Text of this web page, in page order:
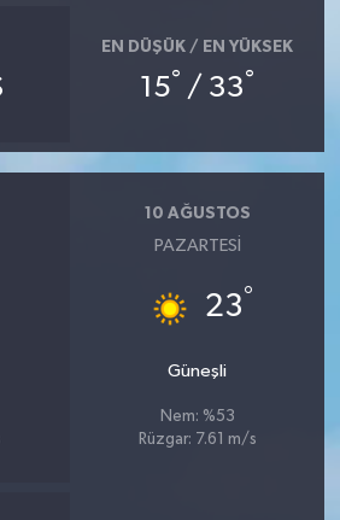
EN DÜŞÜK / EN YÜKSEK
15° / 33°
10 AĞUSTOS
PAZARTESI
23°
Güneşli
Nem: %53
Rüzgar: 7.61 m/s